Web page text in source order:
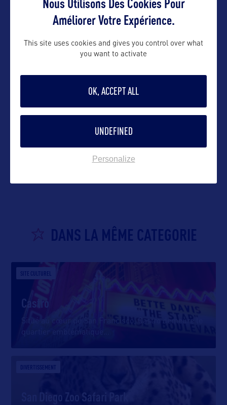
Suivre
DANS LA MÊME CATEGORIE
SITE CULTUREL
Castro
Situé au cœur de San Francisco, Castro demeure le
quartier emblématique
DIVERTISSEMENT
San Diego Zoo Safari Park
Améliorer Votre Expérience.
This site uses cookies and gives you control over what
you want to activate
OK, ACCEPT ALL
UNDEFINED
Personalize